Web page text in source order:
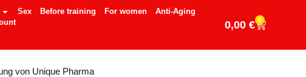
Sex Before training For women
Anti-Aging
0,00 € 0
von Unique Pharma